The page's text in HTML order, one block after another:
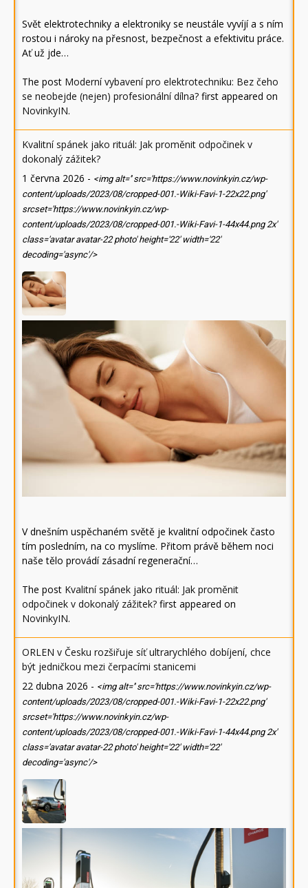
Svět elektrotechniky a elektroniky se neustále vyvíjí a s ním
rostou i nároky na přesnost, bezpečnost a efektivitu práce.
Ať už jde…
The post Moderní vybavení pro elektrotechniku: Bez čeho
se neobejde (nejen) profesionální dílna? first appeared on
NovinkyIN.
Kvalitní spánek jako rituál: Jak proměnit odpočinek v
dokonalý zážitek?
1 června 2026 - <img alt='' src='https://www.novinkyin.cz/wp-
content/uploads/2023/08/cropped-001.-Wiki-Favi-1-22x22.png'
srcset='https://www.novinkyin.cz/wp-
content/uploads/2023/08/cropped-001.-Wiki-Favi-1-44x44.png 2x'
class='avatar avatar-22 photo' height='22' width='22'
decoding='async'/>
V dnešním uspěchaném světě je kvalitní odpočinek často
tím posledním, na co myslíme. Přitom právě během noci
naše tělo provádí zásadní regenerační…
The post Kvalitní spánek jako rituál: Jak proměnit
odpočinek v dokonalý zážitek? first appeared on
NovinkyIN.
ORLEN v Česku rozšiřuje síť ultrarychlého dobíjení, chce
být jedničkou mezi čerpacími stanicemi
22 dubna 2026 - <img alt='' src='https://www.novinkyin.cz/wp-
content/uploads/2023/08/cropped-001.-Wiki-Favi-1-22x22.png'
srcset='https://www.novinkyin.cz/wp-
content/uploads/2023/08/cropped-001.-Wiki-Favi-1-44x44.png 2x'
class='avatar avatar-22 photo' height='22' width='22'
decoding='async'/>